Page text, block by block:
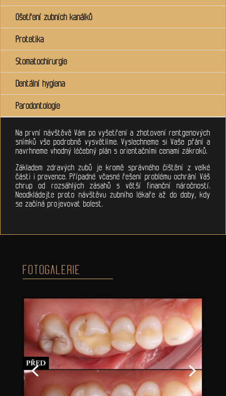
Ošetření zubních kanálků
Protetika
Stomatochirurgie
Dentální hygiena
Parodontologie
Na první návštěvě Vám po vyšetření a zhotovení rentgenových
snímků vše podrobně vysvětlíme. Vyslechneme si Vaše přání a
navrhneme vhodný léčebný plán s orientačními cenami zákroků.
Základem zdravých zubů je kromě správného čištění z velké
části i prevence. Případné včasné řešení problému ochrání Váš
chrup od rozsáhlých zásahů s větší finanční náročností.
Neodkládejte proto návštěvu zubního lékaře až do doby, kdy
se začíná projevovat bolest.
FOTOGALERIE